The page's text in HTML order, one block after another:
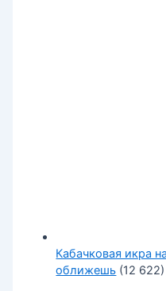
Кабачковая икра
оближешь (12 622)